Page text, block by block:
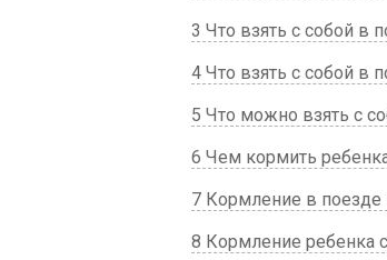
3 Что взять с собой в
4 Что взять с собой в
5 Что можно взять с
6 Чем кормить
7 Кормление в поезде
8 Кормление ребенка